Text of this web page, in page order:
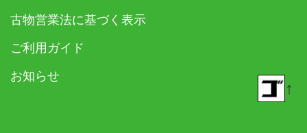
古物営業法に基づく表示
ご利用ガイド
お知らせ
↑